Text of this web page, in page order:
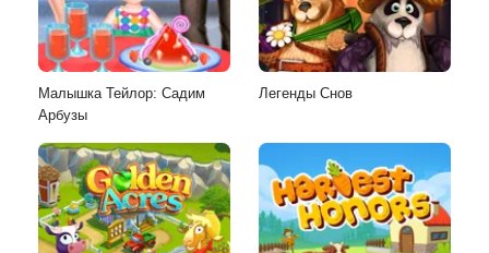
Малышка Тейлор: Садим
Арбузы
Легенды Снов